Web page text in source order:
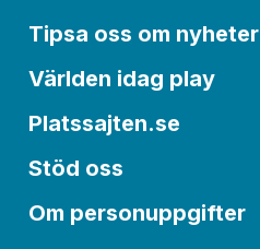
Tipsa oss om nyheter
Världen idag play
Platssajten.se
Stöd oss
Om personuppgifter